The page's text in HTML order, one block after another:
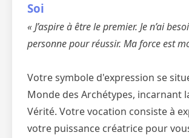
Soi
« J’aspire à être le premier. Je n’ai
personne pour réussir. Ma force est
Votre symbole d'expression se
Monde des Archétypes, incarnant
Vérité. Votre vocation consiste à
votre puissance créatrice pour